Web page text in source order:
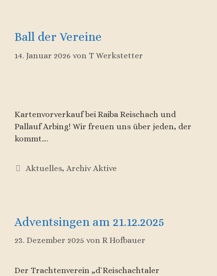
Ball der Vereine
14. Januar 2026 von T Werkstetter
Kartenvorverkauf bei Raiba Reischach und
Pallauf Arbing! Wir freuen uns über jeden, der
kommt….
Kategorien
Aktuelles, Archiv Aktive
Adventsingen am 21.12.2025
23. Dezember 2025 von R Hofbauer
Der Trachtenverein „d`Reischachtaler